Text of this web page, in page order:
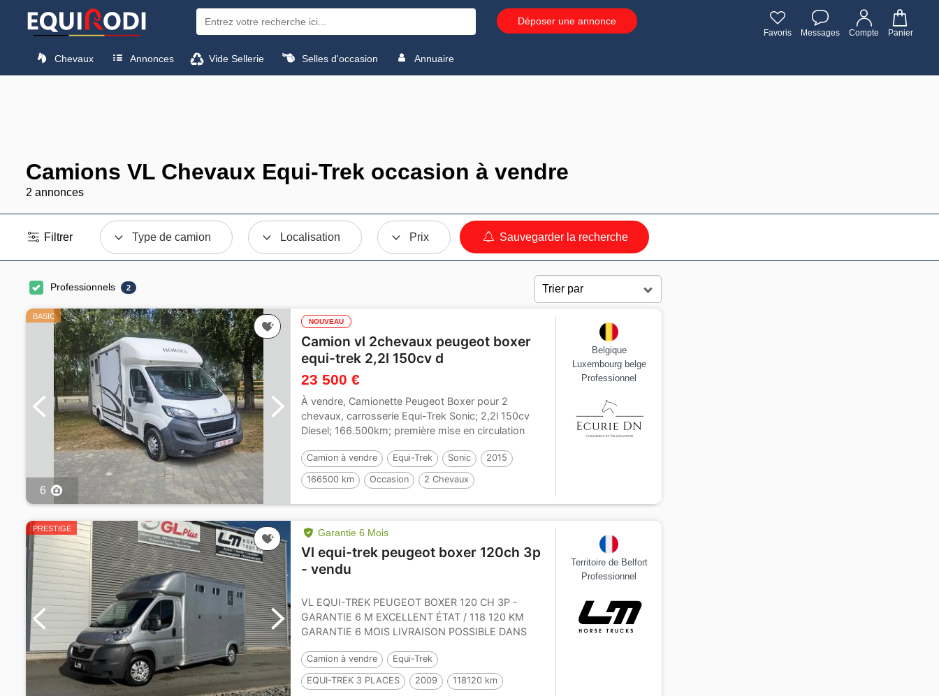
Déposer une annonce
Favoris Messages Compte Panier
Chevaux Annonces Vide Sellerie Selles d'occasion Annuaire
Camions VL Chevaux Equi-Trek occasion à vendre
2 annonces
Filtrer Type de camion Localisation Prix Sauvegarder la recherche
Professionnels 2
BASIC
6
NOUVEAU
Camion vl 2chevaux peugeot boxer
equi-trek 2,2l 150cv d
23 500 €
À vendre, Camionette Peugeot Boxer pour 2
chevaux, carrosserie Equi-Trek Sonic; 2,2l 150cv
Diesel; 166.500km; première mise en circulation
Camion à vendre Equi-Trek Sonic 2015
166500 km Occasion 2 Chevaux
Belgique
Luxembourg belge
Professionnel
PRESTIGE Garantie 6 Mois
Vl equi-trek peugeot boxer 120ch 3p
- vendu
VL EQUI-TREK PEUGEOT BOXER 120 CH 3P -
GARANTIE 6 M EXCELLENT ÉTAT / 118 120 KM
GARANTIE 6 MOIS LIVRAISON POSSIBLE DANS
Camion à vendre Equi-Trek
EQUI-TREK 3 PLACES 2009 118120 km
Territoire de Belfort
Professionnel